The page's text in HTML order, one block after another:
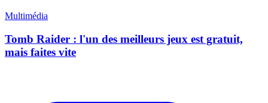
Multimédia
Tomb Raider : l'un des meilleurs jeux est gratuit,
mais faites vite